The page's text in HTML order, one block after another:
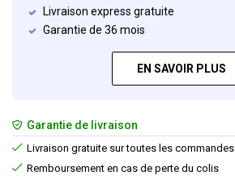
Livraison express gratuite
Garantie de 36 mois
EN SAVOIR PLUS
Garantie de livraison
Livraison gratuite sur toutes les commandes
Remboursement en cas de perte du colis